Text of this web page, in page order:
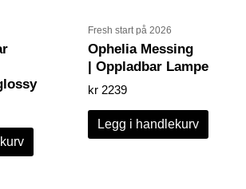
Fresh start på 2026
Ophelia Messing
| Oppladbar Lampe
kr 2239
Legg i handlekurv